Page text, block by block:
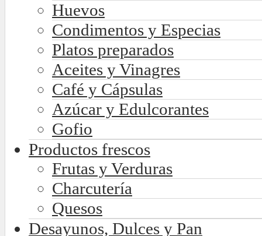
Huevos
Condimentos y Especias
Platos preparados
Aceites y Vinagres
Café y Cápsulas
Azúcar y Edulcorantes
Gofio
Productos frescos
Frutas y Verduras
Charcutería
Quesos
Desayunos, Dulces y Pan